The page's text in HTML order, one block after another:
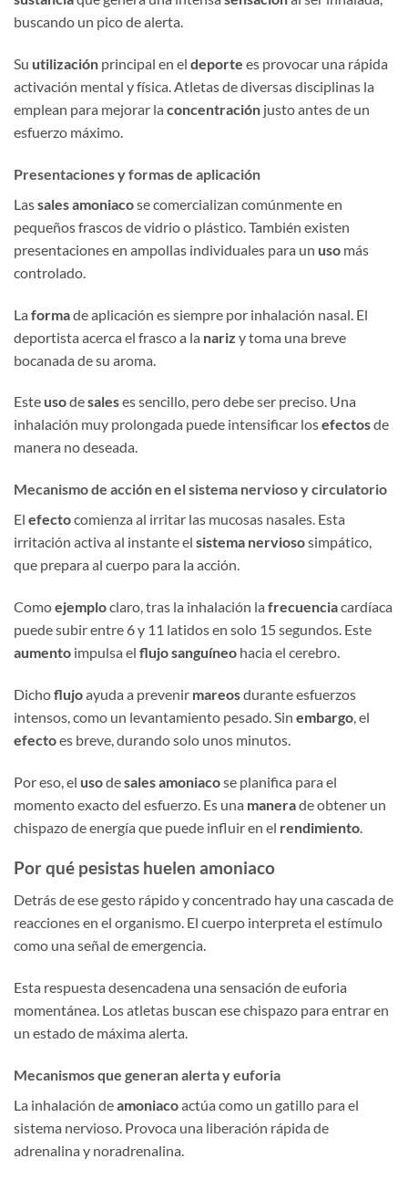
buscando un pico de alerta.
Su utilización principal en el deporte es provocar una rápida
activación mental y física. Atletas de diversas disciplinas la
emplean para mejorar la concentración justo antes de un
esfuerzo máximo.
Presentaciones y formas de aplicación
Lassales amoniacose comercializan comúnmente en
pequeños frascos de vidrio o plástico. También existen
presentaciones en ampollas individuales para un uso más
controlado.
La formade aplicación es siempre por inhalación nasal. El
deportista acerca el frasco a la nariz y toma una breve
bocanada de su aroma.
Este usodesaleses sencillo, pero debe ser preciso. Una
inhalación muy prolongada puede intensificar losefectosde
manera no deseada.
Mecanismo de acción en el sistema nervioso y circulatorio
El efectocomienza al irritar las mucosas nasales. Esta
irritación activa al instante el sistema nerviososimpático,
que prepara al cuerpo para la acción.
Comoejemploclaro, tras la inhalación la frecuenciacardíaca
puede subir entre 6 y 11 latidos en solo 15 segundos. Este
aumento impulsa el flujo sanguíneo hacia el cerebro.
Dichoflujoayuda a prevenir mareosdurante esfuerzos
intensos, como un levantamiento pesado. Sin embargo , el
efectoes breve, durando solo unos minutos.
Por eso, el usodesales amoniacose planifica para el
momento exacto del esfuerzo. Es una manerade obtener un
chispazo de energía que puede influir en el rendimiento
Por qué pesistas huelen amoniaco
Detrás de ese gesto rápido y concentrado hay una cascada de
reacciones en el organismo. El cuerpo interpreta el estímulo
como una señal de emergencia.
Esta respuesta desencadena una sensación de euforia
momentánea. Los atletas buscan ese chispazo para entrar en
un estado de máxima alerta.
Mecanismos que generan alerta y euforia
La inhalación deamoniacoactúa como un gatillo para el
sistema nervioso. Provoca una liberación rápida de
adrenalina y noradrenalina.